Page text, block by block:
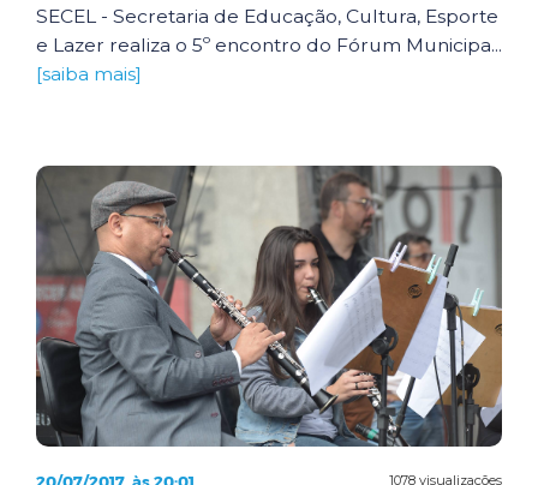
SECEL - Secretaria de Educação, Cultura, Esporte
e Lazer realiza o 5º encontro do Fórum Municipa...
[saiba mais]
1078 visualizações
20/07/2017, às 20:01